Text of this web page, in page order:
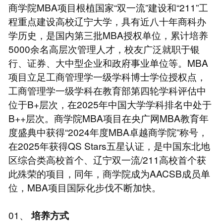
商学院MBA项目根植国家“双一流”建设和“211”工
程重点建设高校辽宁大学，具有近八十年商科办
学历史，是国内第三批MBA授权单位，累计培养
5000余名高层次管理人才，校友广泛就职于银
行、证券、大中型企业和政府事业单位等。MBA
项目立足工商管理学一级学科博士学位授权点，
工商管理学一级学科在教育部第四轮学科评估中
位于B+层次，在2025年中国大学学科排名中处于
B++层次。商学院MBA项目在央广网MBA教育年
度盛典中获得“2024年度MBA卓越商学院”称号，
在2025年获得QS Stars五星认证，是中国东北地
区综合类高校首个、辽宁双一流/211高校首个获
此殊荣的项目，同年，商学院成为AACSB成员单
位，MBA项目国际化步伐不断加快。
01、培养方式